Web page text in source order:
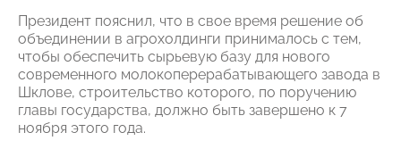
Президент пояснил, что в свое время решение об
объединении в агрохолдинги принималось с тем,
чтобы обеспечить сырьевую базу для нового
современного молокоперерабатывающего завода в
Шклове, строительство которого, по поручению
главы государства, должно быть завершено к 7
ноября этого года.